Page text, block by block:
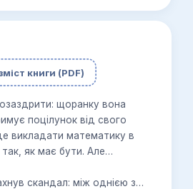
книги (PDF)
щоранку вона
поцілунок від свого
викладати математику в
так, як має бути. Але…
скандал: між однією з